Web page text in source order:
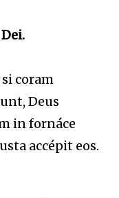
coram
Deus
in fornáce
accépit eos.